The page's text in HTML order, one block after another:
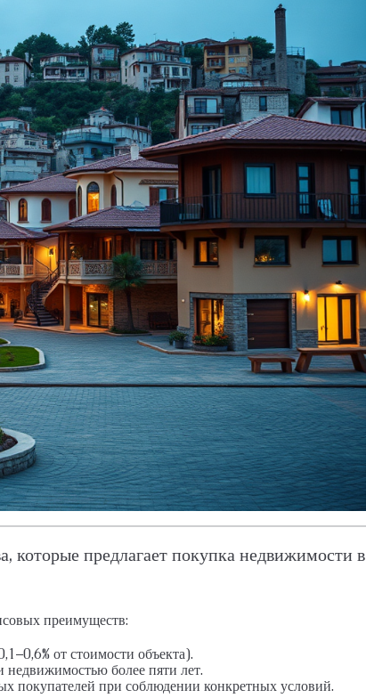
которые предлагает покупка недвижимости в
преимуществ:
от стоимости объекта).
недвижимостью более пяти лет.
покупателей при соблюдении конкретных условий.